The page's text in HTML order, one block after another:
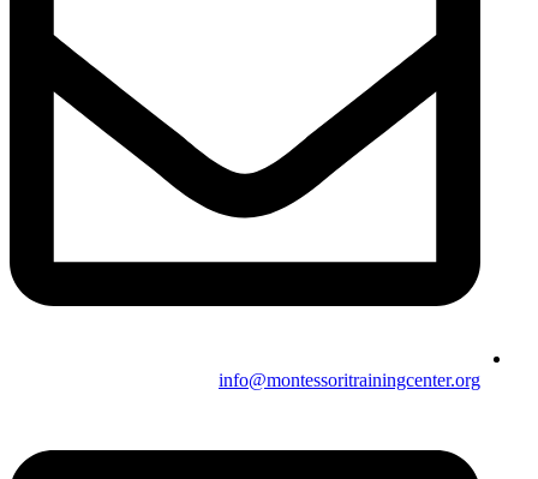
info@montessoritrainingcenter.org